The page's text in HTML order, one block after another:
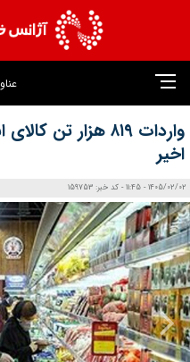
واردات ۸۱۹ هزار
اخیر
1405/02/02 - 11:45 - کد خبر: 159753